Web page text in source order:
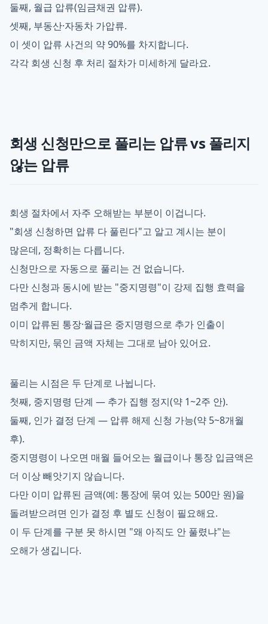
둘째, 월급 압류(임금채권 압류).
셋째, 부동산·자동차 가압류.
이 셋이 압류 사건의 약 90%를 차지합니다.
각각 회생 신청 후 처리 절차가 미세하게 달라요.
회생 신청만으로 풀리는 압류 vs 풀리지
않는 압류
회생 절차에서 자주 오해받는 부분이 이겁니다.
"회생 신청하면 압류 다 풀린다"고 알고 계시는 분이
많은데, 정확히는 다릅니다.
신청만으로 자동으로 풀리는 건 없습니다.
다만 신청과 동시에 받는 "중지명령"이 강제 집행 효력을
멈추게 합니다.
이미 압류된 통장·월급은 중지명령으로 추가 인출이
막히지만, 묶인 금액 자체는 그대로 남아 있어요.
풀리는 시점은 두 단계로 나뉩니다.
첫째, 중지명령 단계 — 추가 집행 정지(약 1~2주 안).
둘째, 인가 결정 단계 — 압류 해제 신청 가능(약 5~8개월
후).
중지명령이 나오면 매월 들어오는 월급이나 통장 입금액은
더 이상 빼앗기지 않습니다.
다만 이미 압류된 금액(예: 통장에 묶여 있는 500만 원)을
돌려받으려면 인가 결정 후 별도 신청이 필요해요.
이 두 단계를 구분 못 하시면 "왜 아직도 안 풀렸냐"는
오해가 생깁니다.